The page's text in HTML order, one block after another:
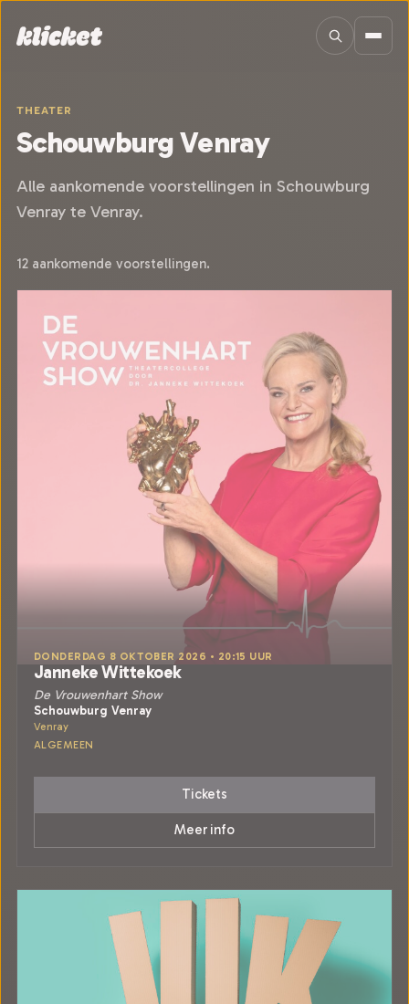
THEATER
Schouwburg Venray
Alle aankomende voorstellingen in Schouwburg
Venray te Venray.
12 aankomende voorstellingen.
DONDERDAG 8 OKTOBER 2026 • 20:15 UUR
Janneke Wittekoek
De Vrouwenhart Show
Schouwburg Venray
Venray
ALGEMEEN
Tickets
Meer info